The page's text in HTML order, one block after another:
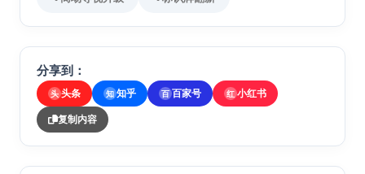
分享到：
头 头条 知 知乎 百 百家号 红 小红书
复制内容